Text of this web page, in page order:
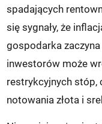
spadających
się sygnały, że
gospodarka
inwestorów może
restrykcyjnych stóp,
notowania złota i